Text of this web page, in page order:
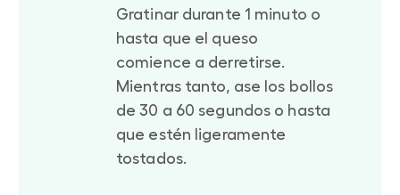
Gratinar durante 1 minuto o
hasta que el queso
comience a derretirse.
Mientras tanto, ase los bollos
de 30 a 60 segundos o hasta
que estén ligeramente
tostados.